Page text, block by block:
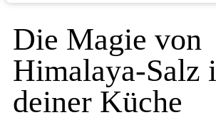
Die Magie von
Himalaya-Salz
deiner Küche